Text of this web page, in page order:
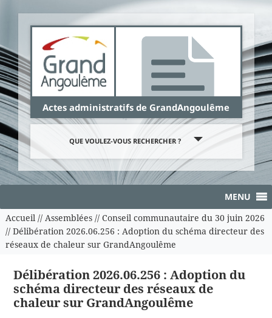
Actes administratifs de GrandAngoulême
QUE VOULEZ-VOUS RECHERCHER ?
MENU
Accueil// Assemblées// Conseil communautaire du 30 juin 2026
// Délibération 2026.06.256 : Adoption du schéma directeur des
réseaux de chaleur sur GrandAngoulême
Délibération 2026.06.256 : Adoption du
schéma directeur des réseaux de
chaleur sur GrandAngoulême
Panneau de gestion des cookies